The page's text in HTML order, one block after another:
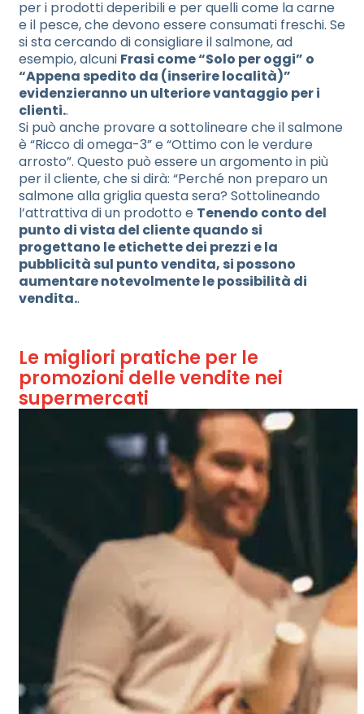
per i prodotti deperibili e per quelli come la carne
e il pesce, che devono essere consumati freschi. Se
si sta cercando di consigliare il salmone, ad
esempio, alcuni Frasi come “Solo per oggi” o
“Appena spedito da (inserire località)”
evidenzieranno un ulteriore vantaggio per i
clienti..
Si può anche provare a sottolineare che il salmone
è “Ricco di omega-3” e “Ottimo con le verdure
arrosto”. Questo può essere un argomento in più
per il cliente, che si dirà: “Perché non preparo un
salmone alla griglia questa sera? Sottolineando
l’attrattiva di un prodotto e Tenendo conto del
punto di vista del cliente quando si
progettano le etichette dei prezzi e la
pubblicità sul punto vendita, si possono
aumentare notevolmente le possibilità di
vendita..
Le migliori pratiche per le
promozioni delle vendite nei
supermercati